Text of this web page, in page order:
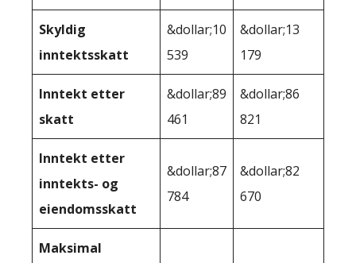
Skyldig
inntektsskatt
&dollar;10
539
&dollar;13
179
Inntekt etter
skatt
&dollar;89
461
&dollar;86
821
Inntekt etter
inntekts- og
eiendomsskatt
&dollar;87
784
&dollar;82
670
Maksimal